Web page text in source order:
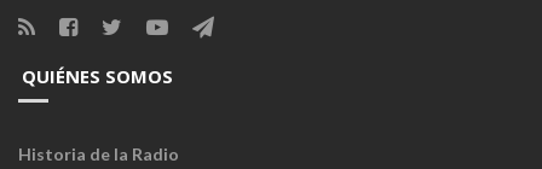
QUIÉNES SOMOS
Historia de la Radio